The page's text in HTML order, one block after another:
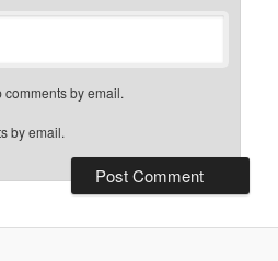
by email.
by email.